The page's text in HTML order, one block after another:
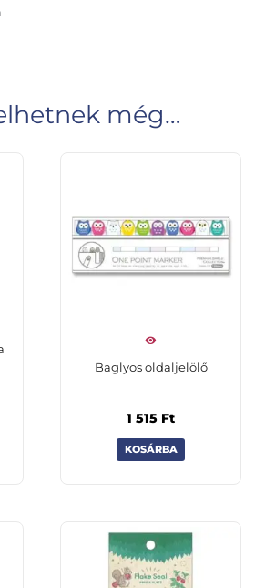
még…
Baglyos oldaljelölő
1 515 Ft
KOSÁRBA